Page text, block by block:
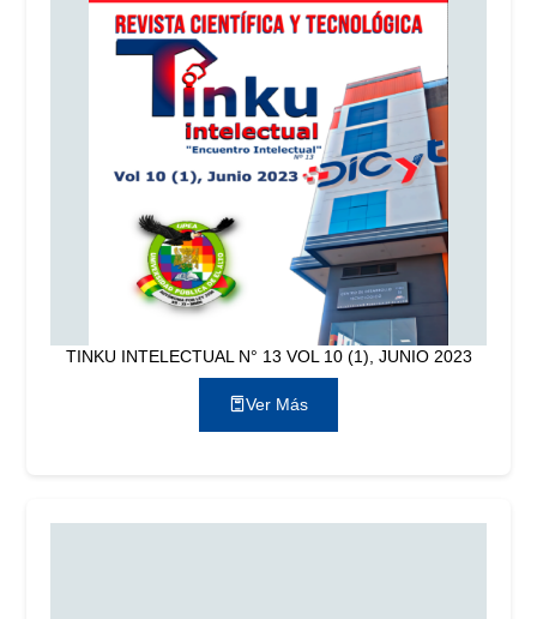
TINKU INTELECTUAL N° 13 VOL 10 (1), JUNIO 2023
Ver Más